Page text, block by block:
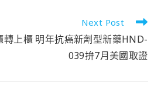
Next Post
轉上櫃 明年抗癌新劑型新藥HND-
039拚7月美國取證